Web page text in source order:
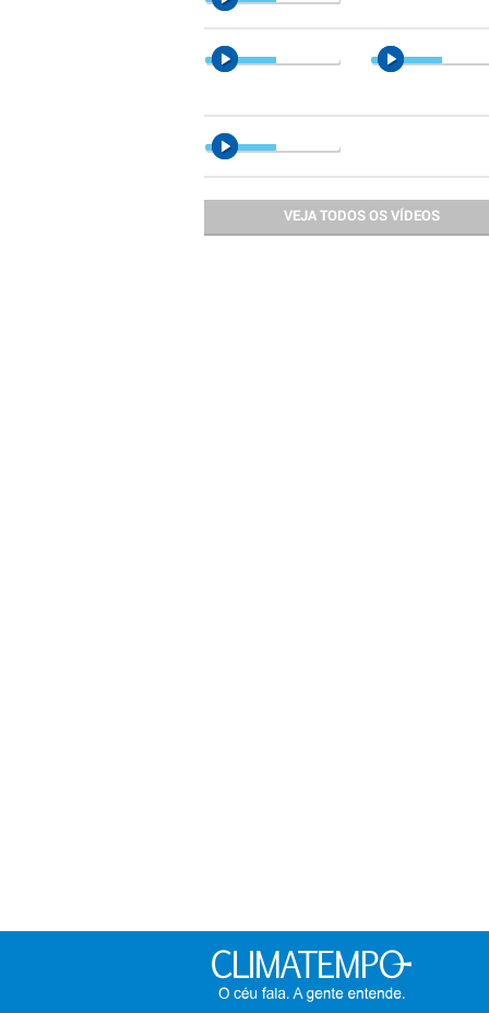
VEJA TODOS OS VÍDEOS